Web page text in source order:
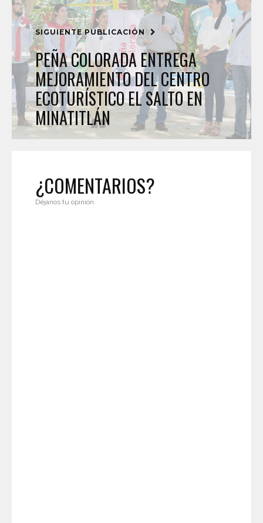
SIGUIENTE PUBLICACIÓN
PEÑA COLORADA ENTREGA
MEJORAMIENTO DEL CENTRO
ECOTURÍSTICO EL SALTO EN
MINATITLÁN
¿COMENTARIOS?
Déjanos tu opinión.